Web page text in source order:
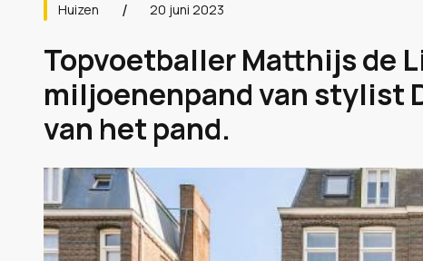
Huizen 20 juni 2023
Topvoetballer Matthijs de
miljoenenpand van stylist
van het pand.